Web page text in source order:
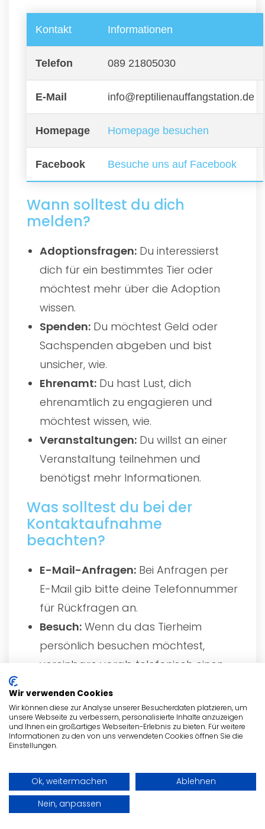
Kontakt Informationen
Telefon 089 21805030
E-Mail info@reptilienauffangstation.de
Homepage Homepage besuchen
Facebook Besuche uns auf Facebook
Wann solltest du dich
melden?
Adoptionsfragen: Du interessierst
dich für ein bestimmtes Tier oder
möchtest mehr über die Adoption
wissen.
Spenden: Du möchtest Geld oder
Sachspenden abgeben und bist
unsicher, wie.
Ehrenamt: Du hast Lust, dich
ehrenamtlich zu engagieren und
möchtest wissen, wie.
Veranstaltungen: Du willst an einer
Veranstaltung teilnehmen und
benötigst mehr Informationen.
Was solltest du bei der
Kontaktaufnahme
beachten?
E-Mail-Anfragen: Bei Anfragen per
E-Mail gib bitte deine Telefonnummer
für Rückfragen an.
Besuch: Wenn du das Tierheim
persönlich besuchen möchtest,
vereinbare vorab telefonisch einen
Scheue dich nicht, dasAuffangstation
für Reptilien München e.V.zu
kontaktieren. Das Team ist stets
bemüht, alle Fragen rund um die Tiere,
Adoptionsprozesse oder andere
Anliegen zu beantworten. Egal, ob du
Wir verwenden Cookies
Wir können diese zur Analyse unserer Besucherdaten platzieren, um
unsere Webseite zu verbessern, personalisierte Inhalte anzuzeigen
und Ihnen ein großartiges Webseiten-Erlebnis zu bieten. Für weitere
Informationen zu den von uns verwendeten Cookies öffnen Sie die
Einstellungen.
Ok, weitermachen
Ablehnen
Nein, anpassen